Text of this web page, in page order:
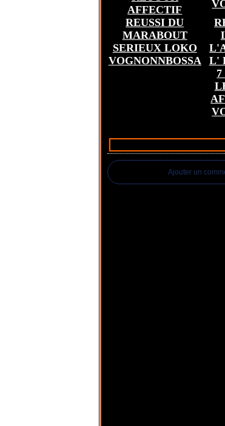
AFFECTIF
REUSSI DU
MARABOUT
SERIEUX LOKO
VOGNONNBOSSA
L'
Ajouter un